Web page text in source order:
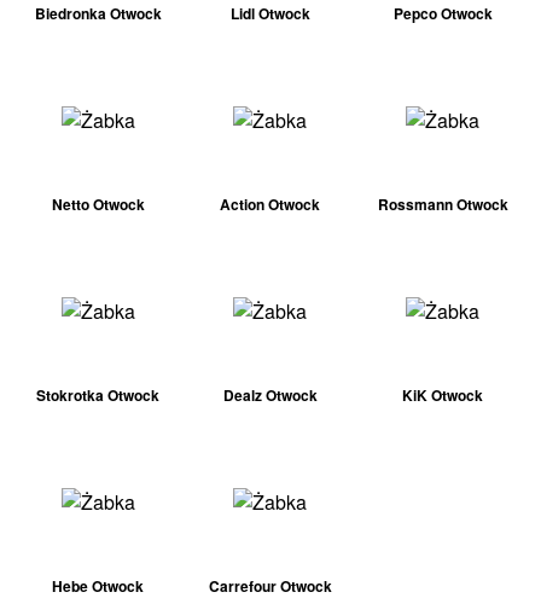
Biedronka Otwock Lidl Otwock Pepco Otwock
Netto Otwock Action Otwock Rossmann Otwock
Stokrotka Otwock Dealz Otwock KiK Otwock
Hebe Otwock Carrefour Otwock